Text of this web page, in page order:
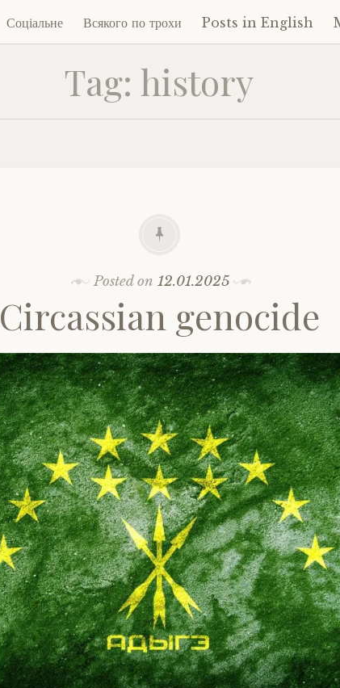
Соціальне Всякого по трохи Posts in English
Tag: history
Posted on12.01.2025
Circassian genocide